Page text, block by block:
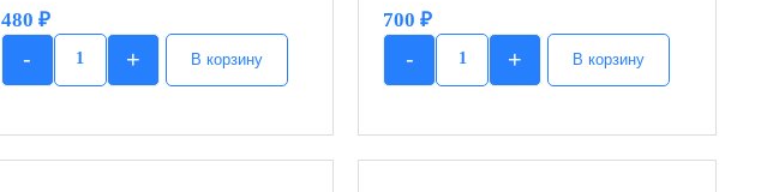
480 ₽
Quantity
- + В корзину
700₽
Quantity
- + В корзину